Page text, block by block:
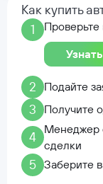
Как купить
1
Проверьте
Узнать
2 Подайте
3 Получите
4
Менеджер
сделки
5 Заберите